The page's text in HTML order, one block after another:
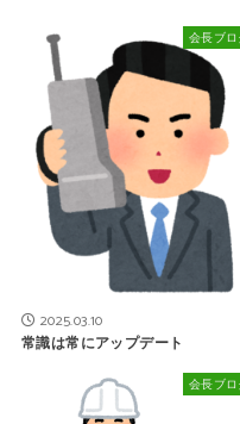
会長ブロ
2025.03.10
常識は常にアップデート
会長ブロ